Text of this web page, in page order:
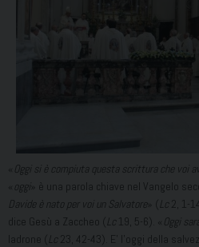
Oggi si è compiuta questa scrittura che voi
oggi » è una parola chiave nel Vangelo
Davide è nato per voi un Salvatore
» ( Lc 2, 1-
dice Gesù a Zaccheo ( Lc 19, 5-6). « Oggi
ladrone ( Lc 23, 42-43). E’ l’oggi della